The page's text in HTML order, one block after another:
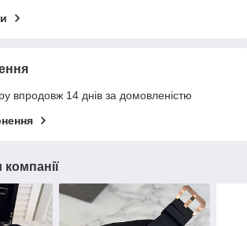
впродовж 14 днів за домовленістю
компанії